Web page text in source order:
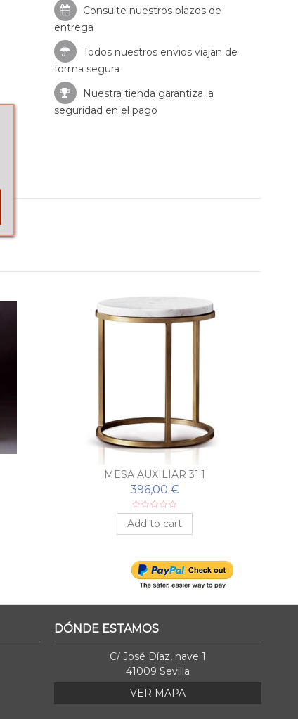
Consulte nuestros plazos de
entrega
Todos nuestros envios viajan de
forma segura
Nuestra tienda garantiza la
seguridad en el pago
MESA AUXILIAR 31.1
396,00 €
Add to cart
DÓNDE ESTAMOS
C/ José Díaz, nave 1
41009 Sevilla
VER MAPA